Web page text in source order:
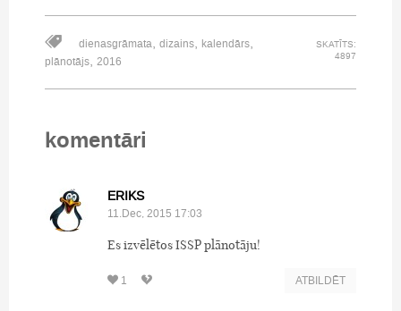
dienasgrāmata, dizains, kalendārs,
plānotājs, 2016
SKATĪTS:
4897
komentāri
ERIKS
11.Dec, 2015 17:03
Es izvēlētos ISSP plānotāju!
1 ATBILDĒT